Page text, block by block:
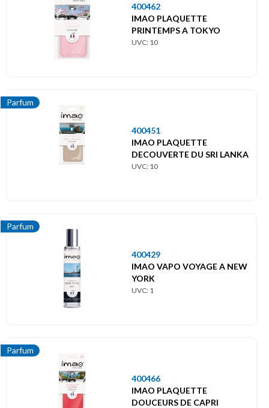
400462
IMAO PLAQUETTE
PRINTEMPS A TOKYO
UVC: 10
Parfum
400451
IMAO PLAQUETTE
DECOUVERTE DU SRI LANKA
UVC: 10
Parfum
400429
IMAO VAPO VOYAGE A NEW
YORK
UVC: 1
Parfum
400466
IMAO PLAQUETTE
DOUCEURS DE CAPRI